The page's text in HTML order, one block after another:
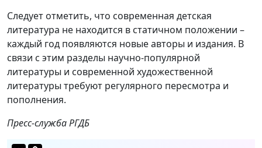
Следует отметить, что современная детская
литература не находится в статичном положении –
каждый год появляются новые авторы и издания. В
связи с этим разделы научно-популярной
литературы и современной художественной
литературы требуют регулярного пересмотра и
пополнения.
Пресс-служба РГДБ